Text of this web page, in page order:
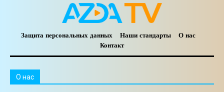
Защита персональных данных Наши стандарты
О нас
Контакт
O нас